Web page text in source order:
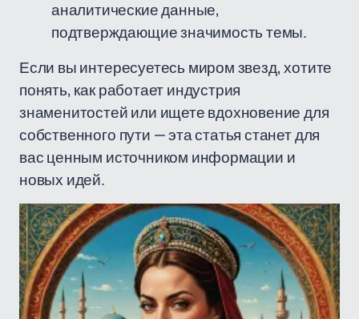
аналитические данные,
подтверждающие значимость темы.
Если вы интересуетесь миром звезд, хотите
понять, как работает индустрия
знаменитостей или ищете вдохновение для
собственного пути — эта статья станет для
вас ценным источником информации и
новых идей.